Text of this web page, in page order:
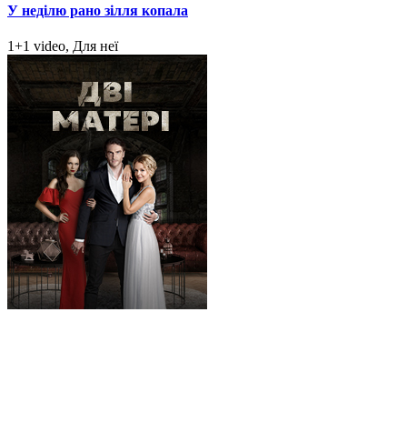
У неділю рано зілля копала
1+1 video, Для неї